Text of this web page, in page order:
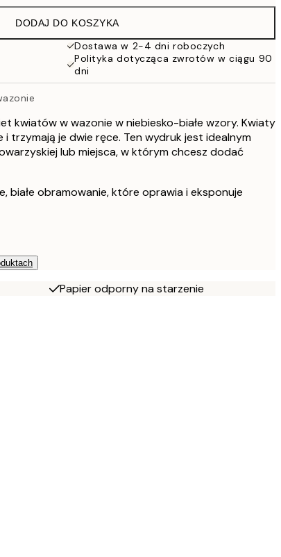
152 zł
DODAJ DO KOSZYKA
Dostawa w 2-4 dni roboczych
Polityka dotycząca zwrotów w ciągu 90
dni
kwiatów w wazonie w niebiesko-białe wzory. Kwiaty
i trzymają je dwie ręce. Ten wydruk jest idealnym
lub miejsca, w którym chcesz dodać
białe obramowanie, które oprawia i eksponuje
Papier odporny na starzenie